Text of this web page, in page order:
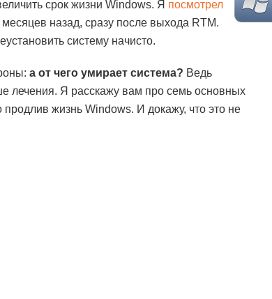
срок жизни Windows. Я посмотрел
назад, сразу после выхода RTM.
систему начисто.
а от чего умирает система? Ведь
лечения. Я расскажу вам про семь основных
жизнь Windows. И докажу, что это не